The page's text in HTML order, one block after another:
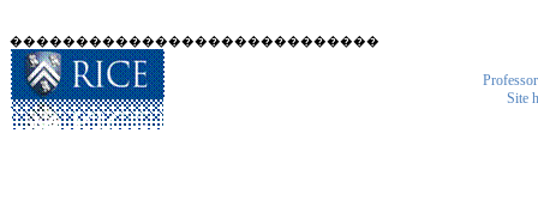
����������������������������
Site